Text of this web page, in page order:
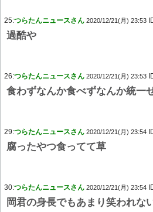
25:つらたんニュースさん 2020/12/21(月) 23:53
過酷や
26:つらたんニュースさん 2020/12/21(月) 23:53
食わずなんか食べずなんか統一
29:つらたんニュースさん 2020/12/21(月) 23:54
腐ったやつ食ってて草
30:つらたんニュースさん 2020/12/21(月) 23:54
岡君の身長でもあまり笑われな